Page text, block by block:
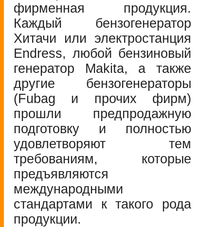
фирменная продукция.
Каждый бензогенератор
Хитачи или электростанция
Endress, любой бензиновый
генератор Makita, а также
другие бензогенераторы
(Fubag и прочих фирм)
прошли предпродажную
подготовку и полностью
удовлетворяют тем
требованиям, которые
предъявляются
международными
стандартами к такого рода
продукции.